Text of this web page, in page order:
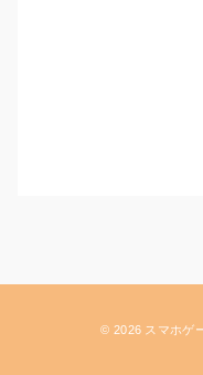
© 2026 スマホゲ